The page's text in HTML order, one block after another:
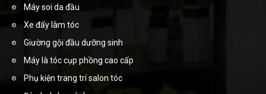
Máy soi da đầu
Xe đẩy làm tóc
Giường gội đầu dưỡng sinh
Máy là tóc cụp phồng cao cấp
Phụ kiện trang trí salon tóc